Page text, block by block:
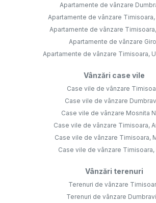
Apartamente de vânzare
Apartamente de vânzare Timisoara,
Apartamente de vânzare
Apartamente de vânzare
Apartamente de vânzare Timisoara,
Vânzări case vile
Case vile de vânzare
Case vile de vânzare
Case vile de vânzare Mosnita
Case vile de vânzare Timisoara,
Case vile de vânzare Timisoara,
Case vile de vânzare Timisoara,
Vânzări terenuri
Terenuri de vânzare
Terenuri de vânzare